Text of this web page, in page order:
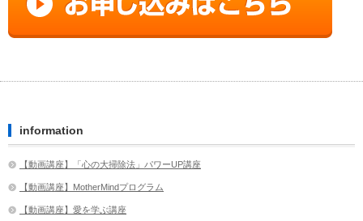
information
【動画講座】「心の大掃除法」パワーUP講座
【動画講座】MotherMindプログラム
【動画講座】愛を学ぶ講座